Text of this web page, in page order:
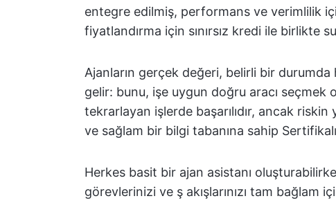
entegre edilmiş, performans ve verimlilik
fiyatlandırma için sınırsız kredi ile birlikte
Ajanların gerçek değeri, belirli bir durumda
gelir: bunu, işe uygun doğru aracı seçmek
tekrarlayan işlerde başarılıdır, ancak
ve sağlam bir bilgi tabanına sahip
Herkes basit bir ajan asistanı
görevlerinizi ve ş akışlarınızı tam